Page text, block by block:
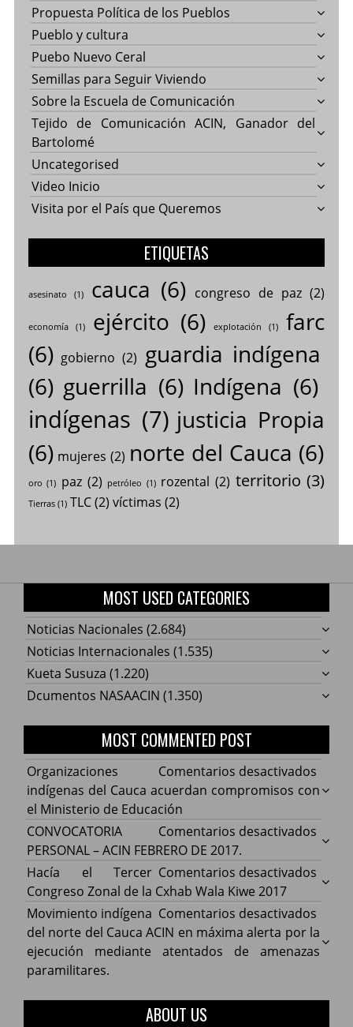
Propuesta Política de los Pueblos
Pueblo y cultura
Puebo Nuevo Ceral
Semillas para Seguir Viviendo
Sobre la Escuela de Comunicación
Tejido de Comunicación ACIN, Ganador del
Bartolomé
Uncategorised
Video Inicio
Visita por el País que Queremos
ETIQUETAS
asesinato (1) cauca (6) congreso de paz(2)
economía(1) ejército (6) explotación (1)
farc
(6) gobierno (2) guardia indígena
(6) guerrilla (6) Indígena (6)
indígenas (7) justicia Propia
(6) mujeres (2) norte del Cauca (6)
oro (1) paz (2) petróleo (1) rozental (2) territorio (3)
Tierras(1) TLC(2) víctimas (2)
MOST USED CATEGORIES
Noticias Nacionales (2.684)
Noticias Internacionales (1.535)
Kueta Susuza (1.220)
Dcumentos NASAACIN (1.350)
MOST COMMENTED POST
Comentarios desactivados
Cauca
con
de
Organizaciones
indígenas del Cauca acuerdan compromisos con
el Ministerio de Educación
Comentarios desactivados
ACIN
DE
CONVOCATORIA
PERSONAL – ACIN FEBRERO DE 2017.
Comentarios desactivados
Hacía
la
Hacía el Tercer
Congreso Zonal de la Cxhab Wala Kiwe 2017
Comentarios desactivados
Movimiento indígena
del norte del Cauca ACIN en máxima alerta por la
ejecución mediante atentados de amenazas
paramilitares.
ABOUT US